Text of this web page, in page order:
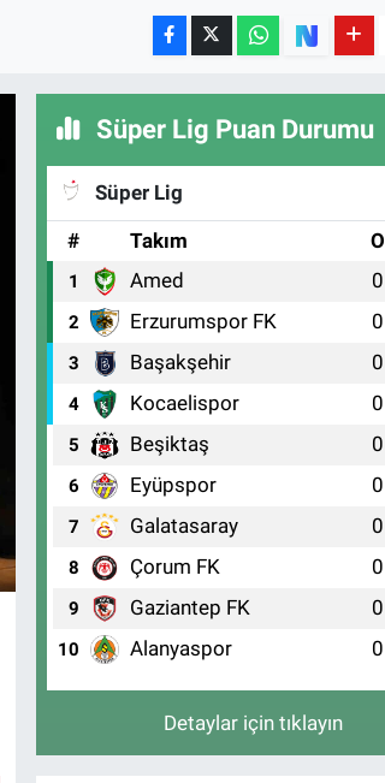
Süper Lig Puan Durumu
Süper Lig
#
Takım O
1 Amed 0
2 Erzurumspor FK 0
3 Başakşehir 0
4 Kocaelispor 0
5 Beşiktaş 0
6 Eyüpspor 0
7 Galatasaray 0
8 Çorum FK 0
9 Gaziantep FK 0
10 Alanyaspor 0
Detaylar için tıklayın